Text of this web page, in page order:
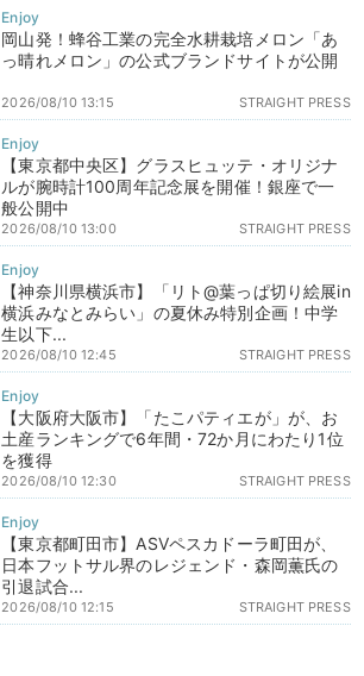
岡山発！蜂谷工業の完全水耕栽培メロン「あ
っ晴れメロン」の公式ブランドサイトが公開
STRAIGHT PRESS
2026/08/10 13:15
【東京都中央区】グラスヒュッテ・オリジナ
ルが腕時計100周年記念展を開催！銀座で一
般公開中
STRAIGHT PRESS
2026/08/10 13:00
【神奈川県横浜市】「リト@葉っぱ切り絵展in
横浜みなとみらい」の夏休み特別企画！中学
生以下...
STRAIGHT PRESS
2026/08/10 12:45
【大阪府大阪市】「たこパティエが」が、お
土産ランキングで6年間・72か月にわたり1位
を獲得
STRAIGHT PRESS
2026/08/10 12:30
【東京都町田市】ASVペスカドーラ町田が、
日本フットサル界のレジェンド・森岡薫氏の
引退試合...
STRAIGHT PRESS
2026/08/10 12:15